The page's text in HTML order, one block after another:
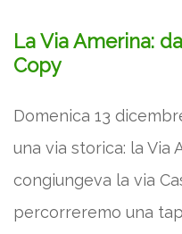
La Via Amerina:
Copy
Domenica 13
una via storica: la Via
congiungeva la via
percorreremo una